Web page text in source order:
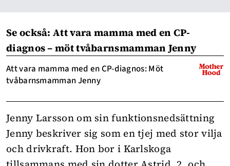
Se också: Att vara mamma med en CP-
diagnos – möt tvåbarnsmamman Jenny
Att vara mamma med en CP-diagnos: Möt
tvåbarnsmamman Jenny
Jenny Larsson om sin funktionsnedsättning
Jenny beskriver sig som en tjej med stor vilja
och drivkraft. Hon bor i Karlskoga